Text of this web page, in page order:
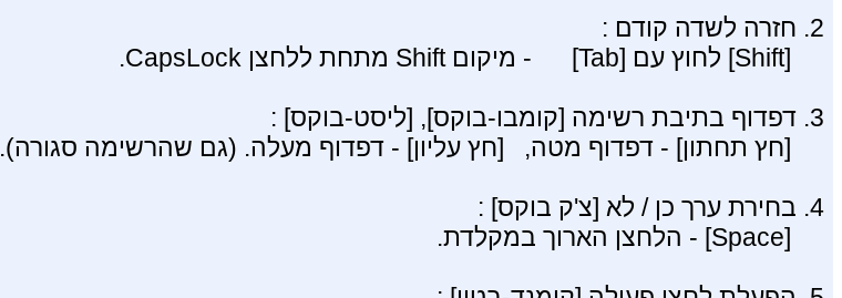
2. חזרה לשדה קודם :
[Shift] לחוץ עם [Tab] - מיקום Shift מתחת ללחצן CapsLock.
3. דפדוף בתיבת רשימה [קומבו-בוקס], [ליסט-בוקס] :
[חץ תחתון] - דפדוף מטה, [חץ עליון] - דפדוף מעלה. (גם שהרשימה סגורה).
4. בחירת ערך כן / לא [צ'ק בוקס] :
[Space] - הלחצן הארוך במקלדת.